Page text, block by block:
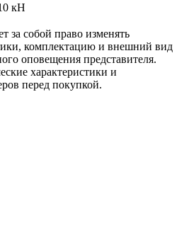
кН
за собой право изменять
комплектацию и внешний вид
оповещения представителя.
характеристики и
перед покупкой.